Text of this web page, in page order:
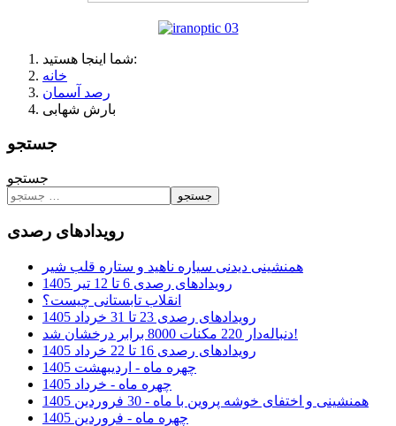
شما اینجا هستید:
خانه
رصد آسمان
بارش شهابی
جستجو
جستجو
جستجو
رویدادهای رصدی
همنشینی دیدنی سیاره ناهید و ستاره قلب شیر
رویدادهای رصدی 6 تا 12 تیر 1405
انقلاب تابستانی چیست؟
رویدادهای رصدی 23 تا 31 خرداد 1405
دنباله‌دار 220 مکنات 8000 برابر درخشان شد!
رویدادهای رصدی 16 تا 22 خرداد 1405
چهره ماه - اردیبهشت 1405
چهره ماه - خرداد 1405
همنشینی و اختفای خوشه پروین با ماه - 30 فروردین 1405
چهره ماه - فروردین 1405